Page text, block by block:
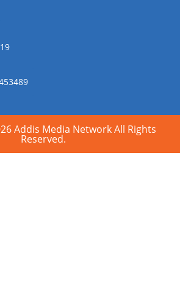
Addis Media Network All Rights
Reserved.